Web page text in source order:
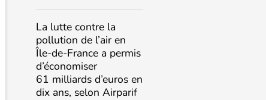
La lutte contre la
pollution de l’air en
Île-de-France a permis
d’économiser
61 milliards d’euros en
dix ans, selon Airparif